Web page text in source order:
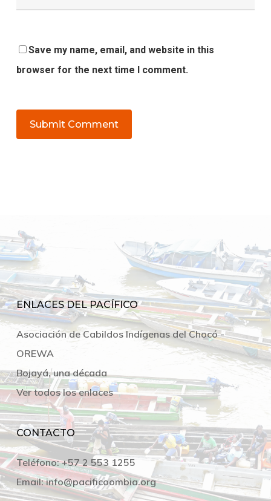
Save my name, email, and website in this
browser for the next time I comment.
ENLACES DEL PACÍFICO
Asociación de Cabildos Indígenas del Chocó -
OREWA
Bojayá, una década
Ver todos los enlaces
CONTACTO
Teléfono:+57 2 553 1255
Email: info@pacificoombia.org